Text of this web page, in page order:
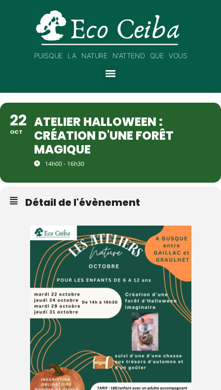
PUISQUE LA NATURE N'ATTEND QUE VOUS
22
OCT
ATELIER HALLOWEEN :
CRÉATION D'UNE FORÊT
MAGIQUE
14h00 - 16h30
Détail de l'évènement